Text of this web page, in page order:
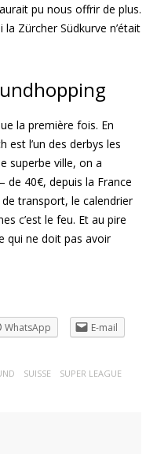
pu nous offrir de plus.
Zürcher Südkurve n’était
la première fois. En
est l’un des derbys les
superbe ville, on a
de 40€, depuis la France
transport, le calendrier
c’est le feu. Et au pire
qui ne doit pas avoir
WhatsApp E-mail
SUISSE SUPER LEAGUE